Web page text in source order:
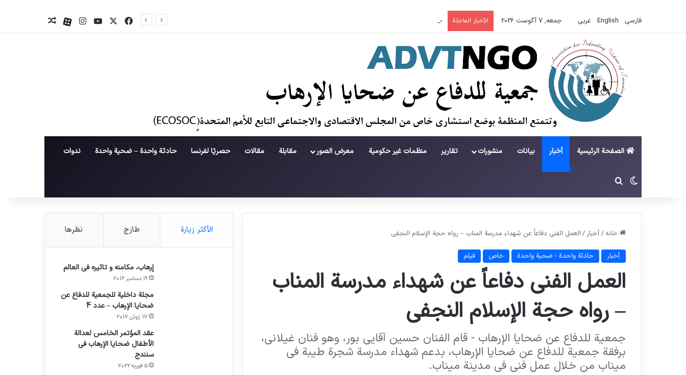
فارسی English عربي جمعه, 7 آگوست 2026 الأخبار العاجلة جريمة في منطقة لامرد ؛ حطام يتساقط على حياة لاعبي كرة قدم شباب فیس بوکیوتیوباینستاگرام
آپاراتنوشته تصادفی
الصفحة الرئيسية أخبار بيانات منشورات تقارير منظمات غير حكومية معرض الصور مقابلة مقالات حصريًا لفرنسا حادثة واحدة – ضحية واحدة ندوات
تغییر پوسته
جستجو برای
خانه / أخبار / العمل الفني دفاعاً عن شهداء مدرسة المناب – رواه حجة الإسلام النجفي
أخبار حادثة واحدة - ضحية واحدة خاص فیلم
العمل الفني دفاعاً عن شهداء مدرسة المناب
– رواه حجة الإسلام النجفي
جمعية للدفاع عن ضحايا الإرهاب - قام الفنان حسين آقايي بور، وهو فنان غيلاني،
برفقة جمعية للدفاع عن ضحايا الإرهاب، بدعم شهداء مدرسة شجرة طيبة في
ميناب من خلال عمل فني في مدينة ميناب.
الأكثر زيارة طازج نظرها
إرهاب، مكامنه و تاثيره في العالم
19 دسامبر 2016
مجلة داخلية للجمعية للدفاع عن
ضحايا الإرهاب – عدد 4
17 ژوئن 2017
عقد المؤتمر الخامس لعدالة
الأطفال ضحايا الإرهاب في
سنندج
5 فوریه 2022